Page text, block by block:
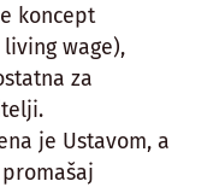
koncept
wage),
za
je Ustavom, a